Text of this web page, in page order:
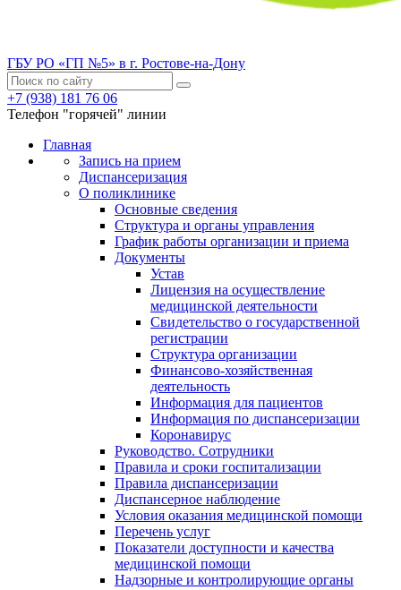
ГБУ РО «ГП №5» в г. Ростове-на-Дону
+7 (938) 181 76 06
Телефон "горячей" линии
Главная
Запись на прием
Диспансеризация
О поликлинике
Основные сведения
Структура и органы управления
График работы организации и приема
Документы
Устав
Лицензия на осуществление
медицинской деятельности
Свидетельство о государственной
регистрации
Структура организации
Финансово-хозяйственная
деятельность
Информация для пациентов
Информация по диспансеризации
Коронавирус
Руководство. Сотрудники
Правила и сроки госпитализации
Правила диспансеризации
Диспансерное наблюдение
Условия оказания медицинской помощи
Перечень услуг
Показатели доступности и качества
медицинской помощи
Надзорные и контролирующие органы